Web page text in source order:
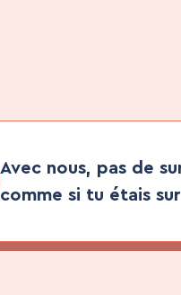
Avec nous, pas de
comme si tu étais